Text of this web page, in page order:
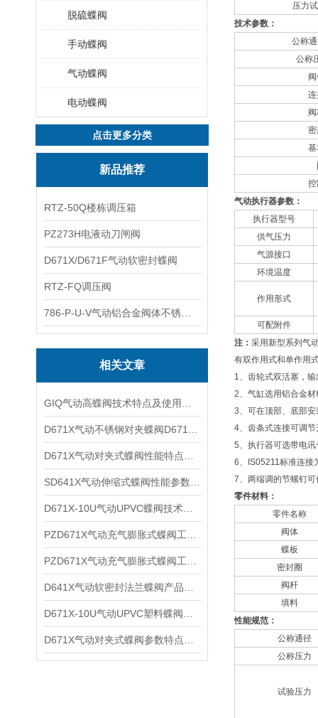
脱硫蝶阀
手动蝶阀
气动蝶阀
电动蝶阀
点击更多分类
新品推荐
RTZ-50Q楼栋调压箱
PZ273H电液动刀闸阀
D671X/D671F气动软密封蝶阀
RTZ-FQ调压阀
相关文章
压力
技术参数：
公称
公称
连
密
基
控
气动执行器参数：
执行器型号
供气压力
气源接口
环境温度
作用形式
可配附件
注： 采用新型系列气
有双作用式和单作用
1、齿轮式双活塞，
2、气缸选用铝合金
3、可在顶部、底部
4、齿条式连接可调
5、执行器可选带电
6、IS05211标准连接
7、两端调的节螺钉
零件材料：
零件名称
阀体
蝶板
密封圈
阀杆
填料
性能规范：
公称通径
公称压力
试验压力